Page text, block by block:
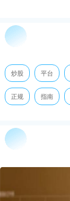
炒股 平台
正规 指南